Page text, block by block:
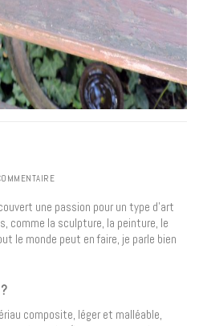
une passion pour un type d’art
comme la sculpture, la peinture, le
le monde peut en faire, je parle bien
composite, léger et malléable,